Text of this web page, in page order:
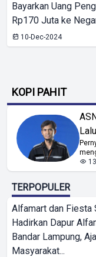
Bayarkan Uang
Rp170 Juta ke
10-Dec-2024
KOPI PAHIT
TERPOPULER
Alfamart dan Fiesta
Hadirkan Dapur
Bandar Lampung,
Masyarakat...